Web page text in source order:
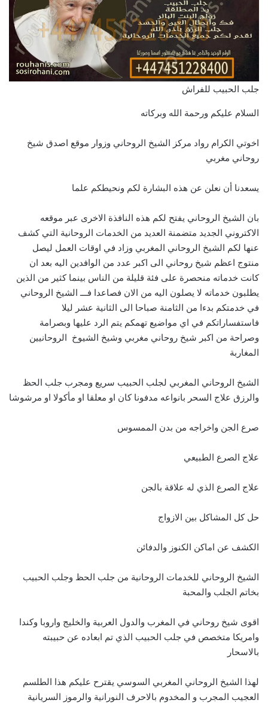
جلب الحبيب للفراش
السلام عليكم ورحمة الله وبركاته
اخوتي الكرام رواد مركز الشيخ الروحاني وزوار موقع اصدق شيخ
روحاني مغربي
يسعدنا أن نعلن عن هذه البشارة لكم ونحيطكم علما
بان الشيخ الروحاني يفتح لكم هذه النافذة الاخرى عبر موقعه
الاكتروني الجديد متضمنة العديد من الخدمات الروحانية التي كشف
عنها لكم الشيخ الروحاني المغربي وزاد في اوقات العمل ليصل
منتوج اعظم شيخ روحاني الى اكبر عدد من الوافدين اليه بعد ان
كانت خدماته منحصرة على فئة قليلة من الناس بينما كثير من الذين
يطلبون خدماته لا يصلون اليه من الان فصاعدا فـــ الشيخ الروحاني
في خدمتكم بدءا من الثامنة صباحا الى الثانية عشر ليلا
فاستفساراتكم في اي مواضيع تهمكم يتم الرد عليها وبصرامة
وصراحة من اكبر شيخ روحاني مغربي وشيخ الشيوخ الروحانيين
المغاربة
الشيخ الروحاني المغربي لجلب الحبيب سريع ومجرب جلب الحظ
والرزق علاج السحر بانواعه مدفونا كان او معلقا او مأكولا او مرشوشا
صرع الجن واخراجه من بدن الممسوس
علاج الصرع الطبيعي
علاج الصرع الذي له علاقة بالجن
حل كل المشاكل بين الازواج
الكشف عن اماكن الكنوز والدفائن
الشيخ الروحاني للخدمات الروحانية من جلب الحظ وجلب الحبيب
بخاتم الجلب والمحبة
اقوى شيخ روحاني في المغرب والدول العربية والخليج واروبا وكندا
وامريكا متخصص في جلب الحبيب الذي تم ابعاده عن حبيبته
بالاسحار
لهذا الشيخ الروحاني المغربي السوسي يقترح عليكم هذا الطلسم
العجيب المجرب و المخدوم بالاحرف النورانية والرموز السريانية